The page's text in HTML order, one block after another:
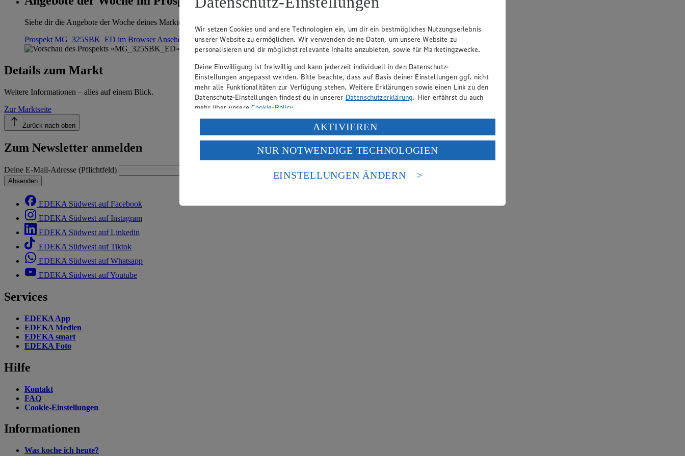
Siehe dir die Angebote der Woche deines Marktes im digitalen Blätterkatalog an.
Prospekt MG_325SBK_ED im BrowserAnsehen
Details zum Markt
Weitere Informationen – alles auf einem Blick.
Zur Marktseite
Zurück nach oben
Zum Newsletter anmelden
Deine E-Mail-Adresse (Pflichtfeld)
Absenden
EDEKA Südwest auf Facebook
EDEKA Südwest auf Instagram
EDEKA Südwest auf Linkedin
EDEKA Südwest auf Tiktok
EDEKA Südwest auf Whatsapp
EDEKA Südwest auf Youtube
Services
EDEKA App
EDEKA Medien
EDEKA smart
EDEKA Foto
Hilfe
Kontakt
FAQ
Cookie-Einstellungen
Informationen
Was koche ich heute?
Wir setzen Cookies und andere Technologien ein, um dir ein bestmögliches Nutzungserlebnis
unserer Website zu ermöglichen. Wir verwenden deine Daten, um unsere Website zu
personalisieren und dir möglichst relevante Inhalte anzubieten, sowie für Marketingzwecke.
Deine Einwilligung ist freiwillig und kann jederzeit individuell in den Datenschutz-
Einstellungen angepasst werden. Bitte beachte, dass auf Basis deiner Einstellungen ggf. nicht
mehr alle Funktionalitäten zur Verfügung stehen. Weitere Erklärungen sowie einen Link zu den
Datenschutz-Einstellungen findest du in unserer Datenschutzerklärung. Hier erfährst du auch
mehr über unsereCookie-Policy.
Verarbeitung deiner personenbezogenen Daten in den USA durch Facebook und YouTube:
Wenn du auf „Aktivieren“ klickst, willigst du im Sinne des Art. 49 Abs. 1 Satz 1 lit. a) DSGVO
ein, dass deine Daten in den USA verarbeitet werden. Der EuGH sieht die USA als Land mit
einem nach europäischen Standards nicht angemessenen Datenschutzniveau an. Es besteht das
Risiko eines Zugriffs durch US-amerikanische Behörden.
AKTIVIEREN
NUR NOTWENDIGE TECHNOLOGIEN
EINSTELLUNGEN ÄNDERN